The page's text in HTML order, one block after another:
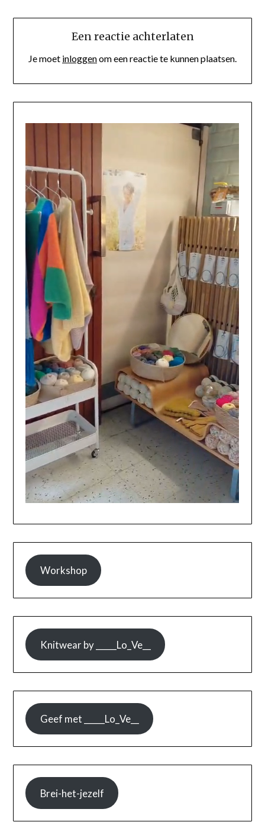
Een reactie achterlaten
Je moet inloggenom een reactie te kunnen plaatsen.
Workshop
Knitwear by _____Lo_Ve__
Geef met _____Lo_Ve__
Brei-het-jezelf